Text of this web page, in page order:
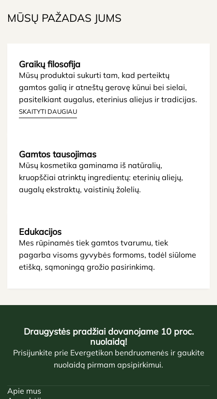
MŪSŲ PAŽADAS JUMS
Graikų filosofija
Mūsų produktai sukurti tam, kad perteiktų
gamtos galią ir atneštų gerovę kūnui bei sielai,
pasitelkiant augalus, eterinius aliejus ir tradicijas.
SKAITYTI DAUGIAU
Gamtos tausojimas
Mūsų kosmetika gaminama iš natūralių,
kruopščiai atrinktų ingredientų: eterinių aliejų,
augalų ekstraktų, vaistinių žolelių.
Edukacijos
Mes rūpinamės tiek gamtos tvarumu, tiek
pagarba visoms gyvybės formoms, todėl siūlome
etišką, sąmoningą grožio pasirinkimą.
Draugystės pradžiai dovanojame 10 proc.
nuolaidą!
Prisijunkite prie Evergetikon bendruomenės ir gaukite
nuolaidą pirmam apsipirkimui.
Apie mus